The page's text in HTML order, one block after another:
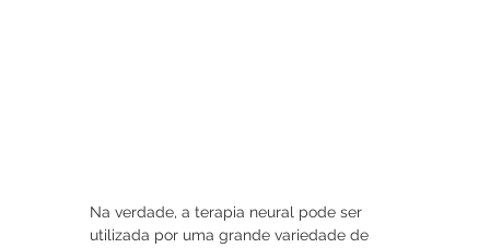
Na verdade, a terapia neural pode ser
utilizada por uma grande variedade de